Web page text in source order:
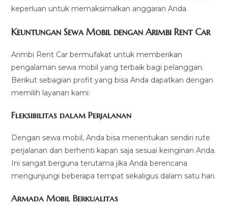
keperluan untuk memaksimalkan anggaran Anda.
Keuntungan Sewa Mobil dengan Arimbi Rent Car
Arimbi Rent Car bermufakat untuk memberikan
pengalaman sewa mobil yang terbaik bagi pelanggan.
Berikut sebagian profit yang bisa Anda dapatkan dengan
memilih layanan kami:
Fleksibilitas dalam Perjalanan
Dengan sewa mobil, Anda bisa menentukan sendiri rute
perjalanan dan berhenti kapan saja sesuai keinginan Anda.
Ini sangat berguna terutama jika Anda berencana
mengunjungi beberapa tempat sekaligus dalam satu hari.
Armada Mobil Berkualitas